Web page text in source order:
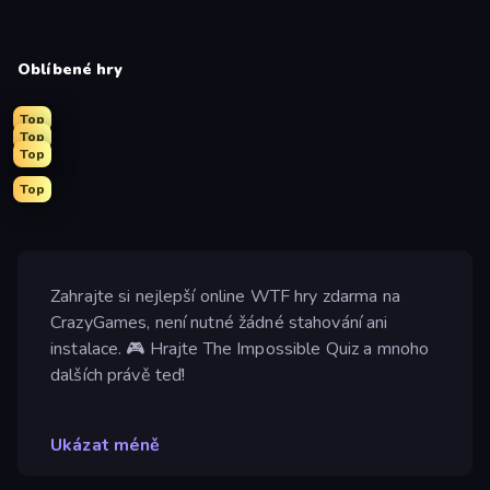
Oblíbené hry
Top
Top
Top
Top
Zahrajte si nejlepší online WTF hry zdarma na
CrazyGames, není nutné žádné stahování ani
instalace. 🎮 Hrajte The Impossible Quiz a mnoho
dalších právě teď!
Ukázat méně